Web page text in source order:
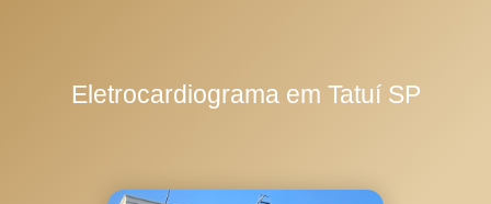
Eletrocardiograma em Tatuí SP